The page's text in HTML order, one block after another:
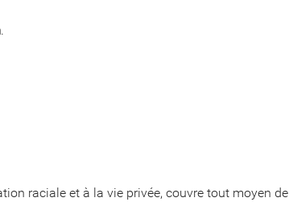
.
raciale et à la vie privée, couvre tout moyen de